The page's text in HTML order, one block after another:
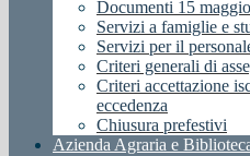
Documenti 15 maggio
Servizi a famiglie e
Servizi per il
Criteri generali di
Criteri accettazione
eccedenza
Chiusura prefestivi
Azienda Agraria e